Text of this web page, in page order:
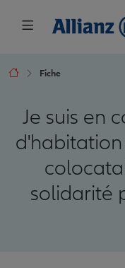
Fiche
Je suis en
solidarité